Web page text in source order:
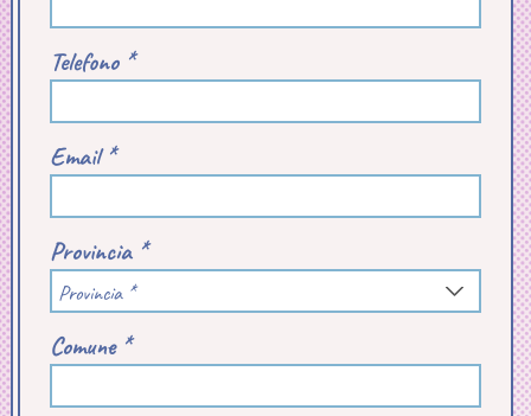
Telefono *
Email *
Provincia *
Provincia *
Comune *